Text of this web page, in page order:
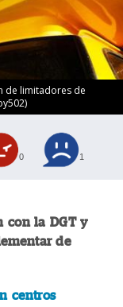
de limitadores de
0 1
con la DGT y
de
centros